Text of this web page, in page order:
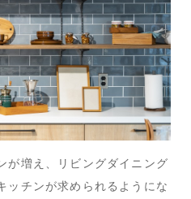
が増え、リビングダイニング
ッチンが求められるようにな